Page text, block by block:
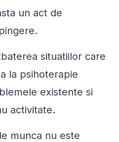
un act de
situatiilor care
la psihoterapie
existente si
activitate.
munca nu este